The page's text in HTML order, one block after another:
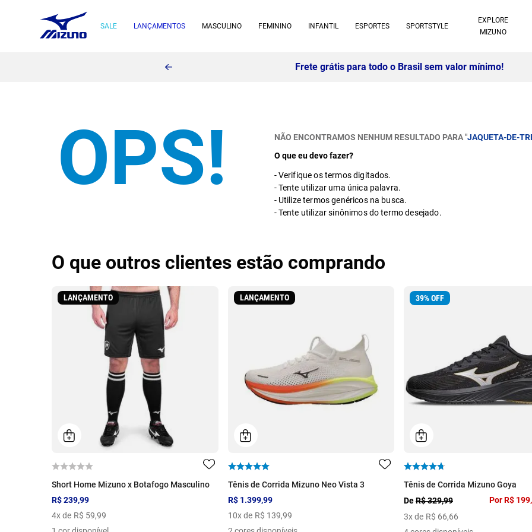
SALE LANÇAMENTOS MASCULINO FEMININO INFANTIL ESPORTES SPORTSTYLE
EXPLORE
MIZUNO
10% off no pix à vista -Saiba mais
NÃO ENCONTRAMOS NENHUM RESULTADO PARA "JAQUETA-DE-
O que eu devo fazer?
Verifique os termos digitados.
Tente utilizar uma única palavra.
Utilize termos genéricos na busca.
Tente utilizar sinônimos do termo desejado.
O que outros clientes estão comprando
LANÇAMENTO
Short Home Mizuno x Botafogo Masculino
R$ 239,99
4x de R$ 59,99
LANÇAMENTO
Tênis de Corrida Mizuno Neo Vista 3
R$ 1.399,99
10x de R$ 139,99
39%OFF
Tênis de Corrida Mizuno Goya
DeR$ 329,99
3x de R$ 66,66
Por R$